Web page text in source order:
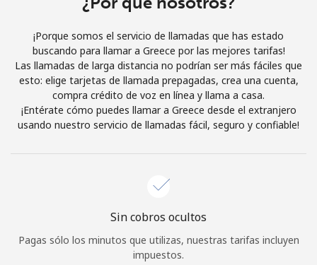
o
Continuar con
¡Porque somos el servicio de llamadas que has estado
buscando para llamar a Greece por las mejores tarifas!
Las llamadas de larga distancia no podrían ser más fáciles que
esto: elige tarjetas de llamada prepagadas, crea una cuenta,
compra crédito de voz en línea y llama a casa.
¡Entérate cómo puedes llamar a Greece desde el extranjero
usando nuestro servicio de llamadas fácil, seguro y confiable!
Sin cobros ocultos
Pagas sólo los minutos que utilizas, nuestras tarifas incluyen
impuestos.